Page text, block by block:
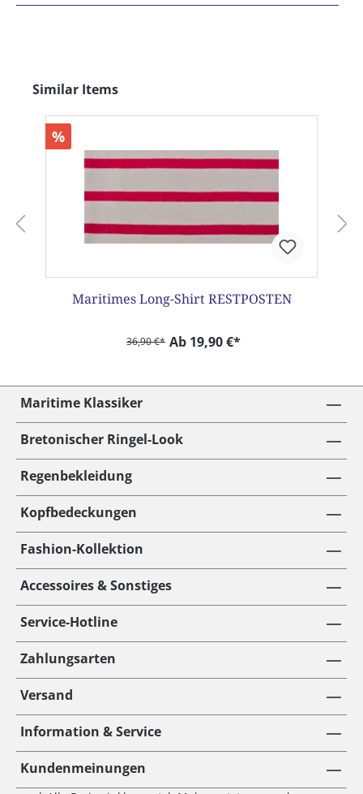
Produktgalerie überspringen
Similar Items
%
Maritimes Long-Shirt RESTPOSTEN
36,90 €* Ab 19,90 €*
Maritime Klassiker
Bretonischer Ringel-Look
Regenbekleidung
Kopfbedeckungen
Fashion-Kollektion
Accessoires & Sonstiges
Service-Hotline
Zahlungsarten
Versand
Information & Service
Kundenmeinungen